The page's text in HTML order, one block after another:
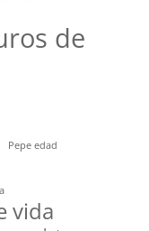
de
Pepe edad
vida